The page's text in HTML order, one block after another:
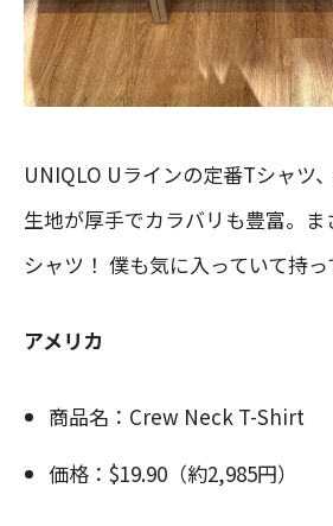
UNIQLO Uラインの定番Tシャツ
生地が厚手でカラバリも豊富。
シャツ！ 僕も気に入っていて持っ
アメリカ
商品名：Crew Neck T-Shirt
価格：$19.90（約2,985円）